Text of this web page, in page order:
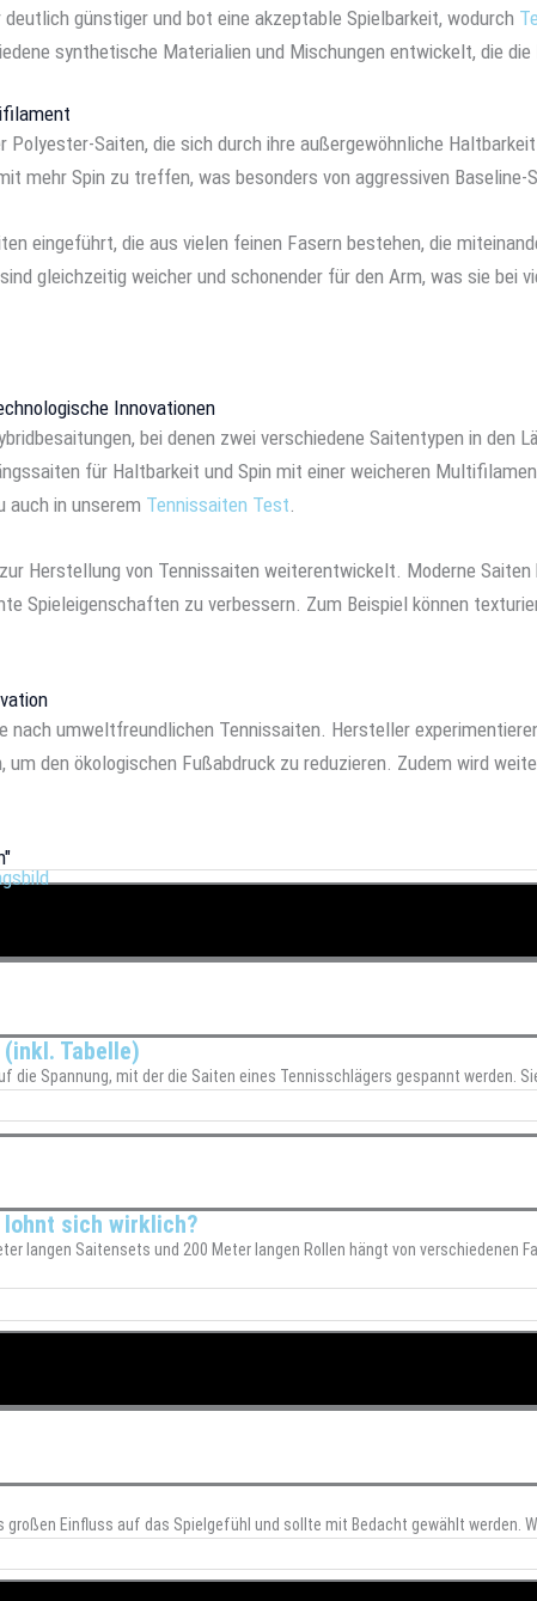
günstiger und bot eine akzeptable Spielbarkeit, wodurch
synthetische Materialien und Mischungen entwickelt, die
Polyester-Saiten, die sich durch ihre außergewöhnliche
mehr Spin zu treffen, was besonders von aggressiven Baseline-
eingeführt, die aus vielen feinen Fasern bestehen, die
gleichzeitig weicher und schonender für den Arm, was sie bei
Innovationen
bei denen zwei verschiedene Saitentypen in den
für Haltbarkeit und Spin mit einer weicheren
auch in unserem Tennissaiten Test
Herstellung von Tennissaiten weiterentwickelt. Moderne
Spieleigenschaften zu verbessern. Zum Beispiel können
nach umweltfreundlichen Tennissaiten. Hersteller
den ökologischen Fußabdruck zu reduzieren. Zudem wird
Tabelle)
die Spannung, mit der die Saiten eines Tennisschlägers gespannt werden.
lohnt sich wirklich?
langen Saitensets und 200 Meter langen Rollen hängt von verschiedenen
Einfluss auf das Spielgefühl und sollte mit Bedacht gewählt werden.